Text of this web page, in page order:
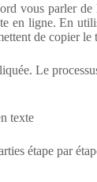
vous parler
en ligne. En
de copier le
Le
texte
étape par